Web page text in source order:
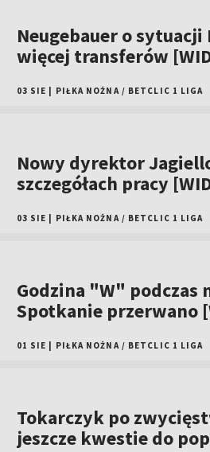
Neugebauer o
więcej transferów
03 SIE PIŁKA NOŻNA / BETCLIC 1 LIGA
Nowy dyrektor
szczegółach pracy
03 SIE PIŁKA NOŻNA / BETCLIC 1 LIGA
Godzina "W" podczas
Spotkanie przerwano
01 SIE PIŁKA NOŻNA / BETCLIC 1 LIGA
Tokarczyk po
jeszcze kwestie do